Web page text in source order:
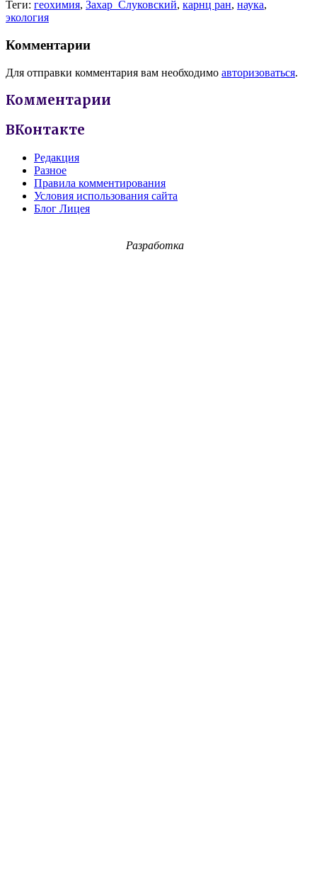
Теги: геохимия, Захар Слуковский, карнц ран, наука,
экология
Комментарии
Для отправки комментария вам необходимо авторизоваться.
Комментарии
ВКонтакте
Редакция
Разное
Правила комментирования
Условия использования сайта
Блог Лицея
Разработка